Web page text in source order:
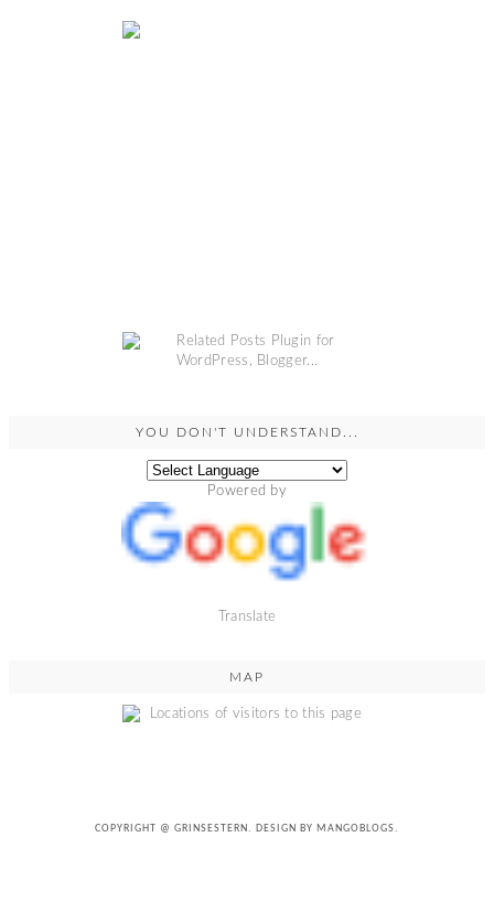
YOU DON'T UNDERSTAND...
Powered by
Translate
MAP
COPYRIGHT @ GRINSESTERN. DESIGN BY MANGOBLOGS.